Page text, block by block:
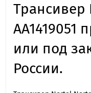
AA1419051
или под
России.